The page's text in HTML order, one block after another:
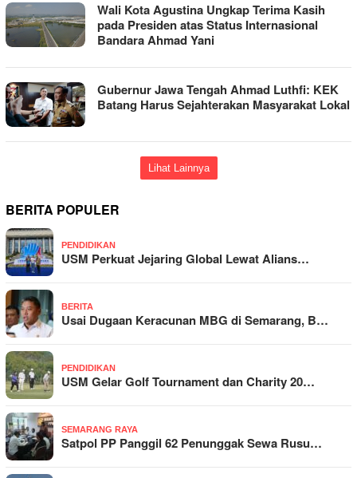
Wali Kota Agustina Ungkap Terima Kasih
pada Presiden atas Status Internasional
Bandara Ahmad Yani
Gubernur Jawa Tengah Ahmad Luthfi: KEK
Batang Harus Sejahterakan Masyarakat Lokal
Lihat Lainnya
BERITA POPULER
PENDIDIKAN
USM Perkuat Jejaring Global Lewat Alians…
BERITA
Usai Dugaan Keracunan MBG di Semarang, B…
PENDIDIKAN
USM Gelar Golf Tournament dan Charity 20…
SEMARANG RAYA
Satpol PP Panggil 62 Penunggak Sewa Rusu…